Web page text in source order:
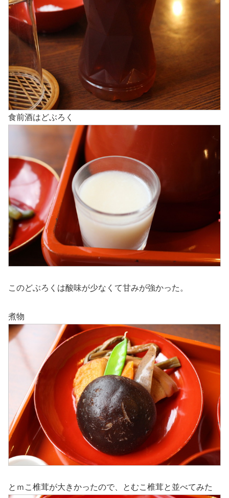
食前酒はどぶろく
このどぶろくは酸味が少なくて甘みが強かった。
煮物
とｍこ椎茸が大きかったので、とむこ椎茸と並べてみた